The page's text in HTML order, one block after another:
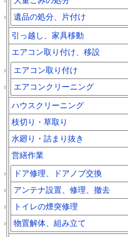
遺品の処分、片付け
引っ越し、家具移動
エアコン取り付け、移設
エアコン取り付け
エアコンクリーニング
ハウスクリーニング
枝切り・草取り
水廻り・詰まり抜き
営繕作業
ドア修理、ドアノブ交換
アンテナ設置、修理、撤去
トイレの煙突修理
物置解体、組み立て